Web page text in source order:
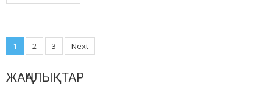
Posts
1 2 3 Next
ЖАҢАЛЫҚТАР